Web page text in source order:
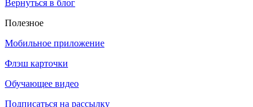
Вернуться в блог
Полезное
Мобильное приложение
Флэш карточки
Обучающее видео
Подписаться на рассылку